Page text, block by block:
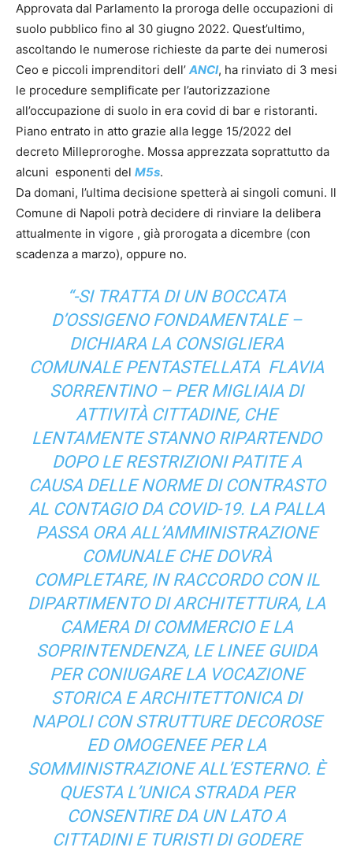
Approvata dal Parlamento la proroga delle occupazioni di
suolo pubblico fino al 30 giugno 2022. Quest’ultimo,
ascoltando le numerose richieste da parte dei numerosi
Ceo e piccoli imprenditori dell’ ANCI, ha rinviato di 3 mesi
le procedure semplificate per l’autorizzazione
all’occupazione di suolo in era covid di bar e ristoranti.
Piano entrato in atto grazie alla legge 15/2022 del
decreto Milleproroghe. Mossa apprezzata soprattutto da
alcuni esponenti del M5s.
Da domani, l’ultima decisione spetterà ai singoli comuni. Il
Comune di Napoli potrà decidere di rinviare la delibera
attualmente in vigore , già prorogata a dicembre (con
scadenza a marzo), oppure no.
“-SI TRATTA DI UN BOCCATA
D’OSSIGENO FONDAMENTALE –
DICHIARA LA CONSIGLIERA
COMUNALE PENTASTELLATA FLAVIA
SORRENTINO – PER MIGLIAIA DI
ATTIVITÀ CITTADINE, CHE
LENTAMENTE STANNO RIPARTENDO
DOPO LE RESTRIZIONI PATITE A
CAUSA DELLE NORME DI CONTRASTO
AL CONTAGIO DA COVID-19. LA PALLA
PASSA ORA ALL’AMMINISTRAZIONE
COMUNALE CHE DOVRÀ
COMPLETARE, IN RACCORDO CON IL
DIPARTIMENTO DI ARCHITETTURA, LA
CAMERA DI COMMERCIO E LA
SOPRINTENDENZA, LE LINEE GUIDA
PER CONIUGARE LA VOCAZIONE
STORICA E ARCHITETTONICA DI
NAPOLI CON STRUTTURE DECOROSE
ED OMOGENEE PER LA
SOMMINISTRAZIONE ALL’ESTERNO. È
QUESTA L’UNICA STRADA PER
CONSENTIRE DA UN LATO A
CITTADINI E TURISTI DI GODERE